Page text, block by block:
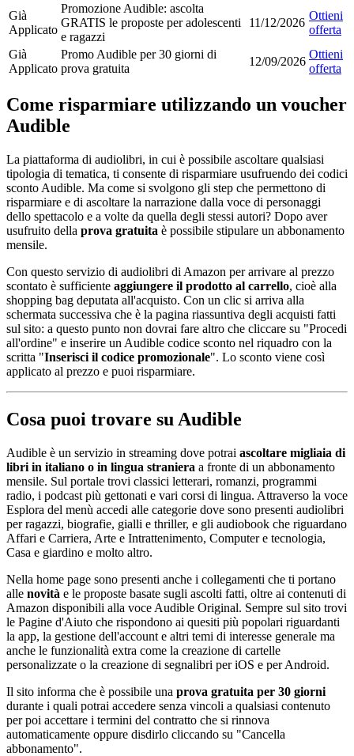
Già
Applicato
Promozione Audible: ascolta
GRATIS le proposte per adolescenti
e ragazzi
11/12/2026
Ottieni
offerta
Già
Applicato
Promo Audible per 30 giorni di
prova gratuita
12/09/2026
Ottieni
offerta
Come risparmiare utilizzando un voucher
Audible
La piattaforma di audiolibri, in cui è possibile ascoltare qualsiasi
tipologia di tematica, ti consente di risparmiare usufruendo dei codici
sconto Audible. Ma come si svolgono gli step che permettono di
risparmiare e di ascoltare la narrazione dalla voce di personaggi
dello spettacolo e a volte da quella degli stessi autori? Dopo aver
usufruito della prova gratuita è possibile stipulare un abbonamento
mensile.
Con questo servizio di audiolibri di Amazon per arrivare al prezzo
scontato è sufficiente aggiungere il prodotto al carrello, cioè alla
shopping bag deputata all'acquisto. Con un clic si arriva alla
schermata successiva che è la pagina riassuntiva degli acquisti fatti
sul sito: a questo punto non dovrai fare altro che cliccare su "Procedi
all'ordine" e inserire un Audible codice sconto nel riquadro con la
scritta "Inserisci il codice promozionale". Lo sconto viene così
applicato al prezzo e puoi risparmiare.
Cosa puoi trovare su Audible
Audible è un servizio in streaming dove potrai ascoltare migliaia di
libri in italiano o in lingua straniera a fronte di un abbonamento
mensile. Sul portale trovi classici letterari, romanzi, programmi
radio, i podcast più gettonati e vari corsi di lingua. Attraverso la voce
Esplora del menù accedi alle categorie dove sono presenti audiolibri
per ragazzi, biografie, gialli e thriller, e gli audiobook che riguardano
Affari e Carriera, Arte e Intrattenimento, Computer e tecnologia,
Casa e giardino e molto altro.
Nella home page sono presenti anche i collegamenti che ti portano
alle novità e le proposte basate sugli ascolti fatti, oltre ai contenuti di
Amazon disponibili alla voce Audible Original. Sempre sul sito trovi
le Pagine d'Aiuto che rispondono ai quesiti più popolari riguardanti
la app, la gestione dell'account e altri temi di interesse generale ma
anche le funzionalità extra come la creazione di cartelle
personalizzate o la creazione di segnalibri per iOS e per Android.
Il sito informa che è possibile una prova gratuita per 30 giorni
durante i quali potrai accedere senza vincoli a qualsiasi contenuto
per poi accettare i termini del contratto che si rinnova
automaticamente oppure disdirlo cliccando su "Cancella
abbonamento".